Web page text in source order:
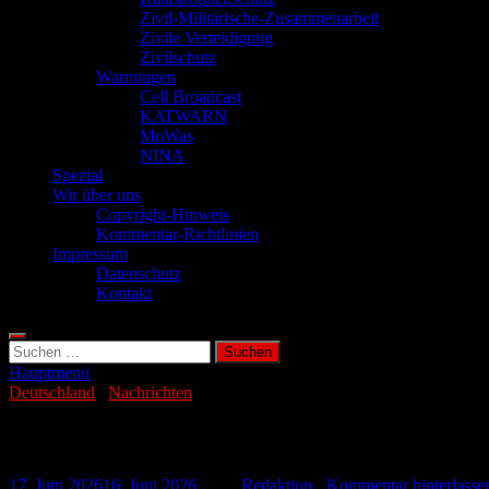
Zivil-Militärische-Zusammenarbeit
Zivile Verteidigung
Zivilschutz
Warnungen
Cell Broadcast
KATWARN
MoWas
NINA
Spezial
Wir über uns
Copyright-Hinweis
Kommentar-Richtlinien
Impressum
Datenschutz
Kontakt
Suchen
nach:
Hauptmenü
Deutschland
Nachrichten
17. Juni 202616. Juni 2026 Redaktion Kommentar